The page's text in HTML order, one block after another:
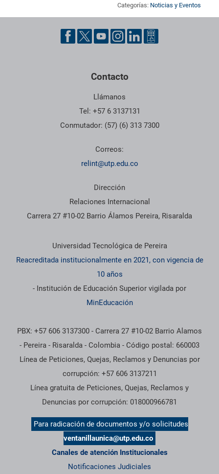
Categorías: Noticias y Eventos
Pie de página con información de contacto, redes sociales y
Contacto
Llámanos
Tel: +57 6 3137131
Conmutador: (57) (6) 313 7300
Correos:
relint@utp.edu.co
Dirección
Relaciones Internacional
Carrera 27 #10-02 Barrio Álamos Pereira, Risaralda
Información institucional
Universidad Tecnológica de Pereira
Reacreditada institucionalmente en 2021, con vigencia de
10 años
- Institución de Educación Superior vigilada por
MinEducación
PBX: +57 606 3137300 - Carrera 27 #10-02 Barrio Alamos
- Pereira - Risaralda - Colombia - Código postal: 660003
Línea de Peticiones, Quejas, Reclamos y Denuncias por
corrupción: +57 606 3137211
Línea gratuita de Peticiones, Quejas, Reclamos y
Denuncias por corrupción: 018000966781
Para radicación de documentos y/o solicitudes
ventanillaunica@utp.edu.co
Canales de atención Institucionales
Notificaciones Judiciales